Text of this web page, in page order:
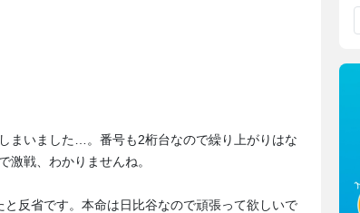
まいました…。番号も2桁台なので繰り上がりはな
激戦、わかりませんね。
反省です。本命は日比谷なので頑張って欲しいで